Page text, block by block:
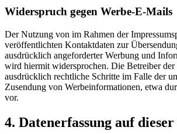
Widerspruch gegen Werbe-E-Mails
Der Nutzung von im Rahmen der
veröffentlichten Kontaktdaten zur
ausdrücklich angeforderter Werbung und
wird hiermit widersprochen. Die Betreiber der
ausdrücklich rechtliche Schritte im Falle der
Zusendung von Werbeinformationen, etwa
vor.
4. Datenerfassung auf